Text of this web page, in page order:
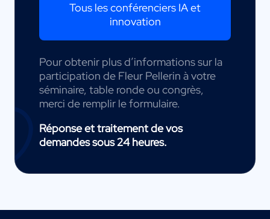
Tous les conférenciers IA et
innovation
Pour obtenir plus d’informations sur la
participation de Fleur Pellerin à votre
séminaire, table ronde ou congrès,
merci de remplir le formulaire.
Réponse et traitement de vos
demandes sous 24 heures.